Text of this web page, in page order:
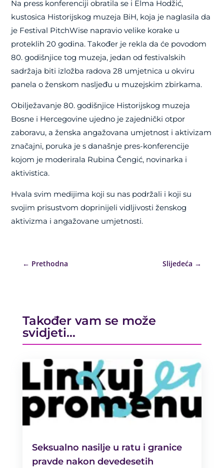
Na press konferenciji obratila se i Elma Hodžić,
kustosica Historijskog muzeja BiH, koja je naglasila da
je Festival PitchWise napravio velike korake u
proteklih 20 godina. Također je rekla da će povodom
80. godišnjice tog muzeja, jedan od festivalskih
sadržaja biti izložba radova 28 umjetnica u okviru
panela o ženskom nasljeđu u muzejskim zbirkama.
Obilježavanje 80. godišnjice Historijskog muzeja
Bosne i Hercegovine ujedno je zajednički otpor
zaboravu, a ženska angažovana umjetnost i aktivizam
značajni, poruka je s današnje pres-konferencije
kojom je moderirala Rubina Čengić, novinarka i
aktivistica.
Hvala svim medijima koji su nas podržali i koji su
svojim prisustvom doprinijeli vidljivosti ženskog
aktivizma i angažovane umjetnosti.
← Prethodna Slijedeća →
Također vam se može
svidjeti…
Seksualno nasilje u ratu i granice
pravde nakon devedesetih